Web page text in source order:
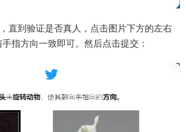
直到验证是否真人，点击图片下方的左右
指方向一致即可。然后点击提交：